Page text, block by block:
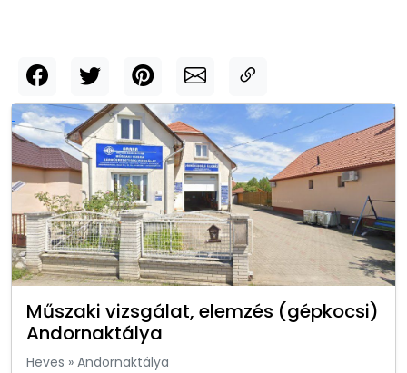
Műszaki vizsgálat, elemzés (gépkocsi)
Andornaktálya
Heves » Andornaktálya